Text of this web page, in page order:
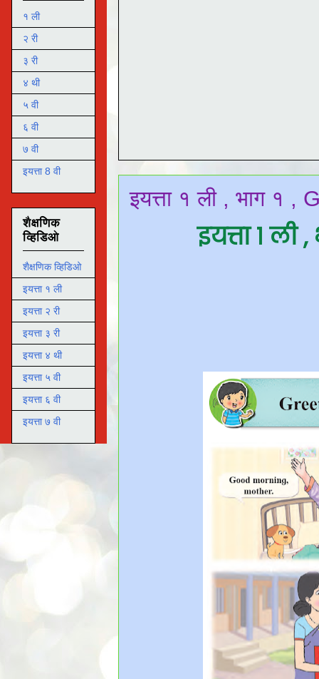
इयत्ता १ ली , भाग १ ,
इयत्ता १
१ ली
२ री
३ री
४ थी
५ वी
६ वी
७ वी
इयत्ता 8 वी
शैक्षणिक
व्हिडिओ
शैक्षणिक व्हिडिओ
इयत्ता १ ली
इयत्ता २ री
इयत्ता ३ री
इयत्ता ४ थी
इयत्ता ५ वी
इयत्ता ६ वी
इयत्ता ७ वी